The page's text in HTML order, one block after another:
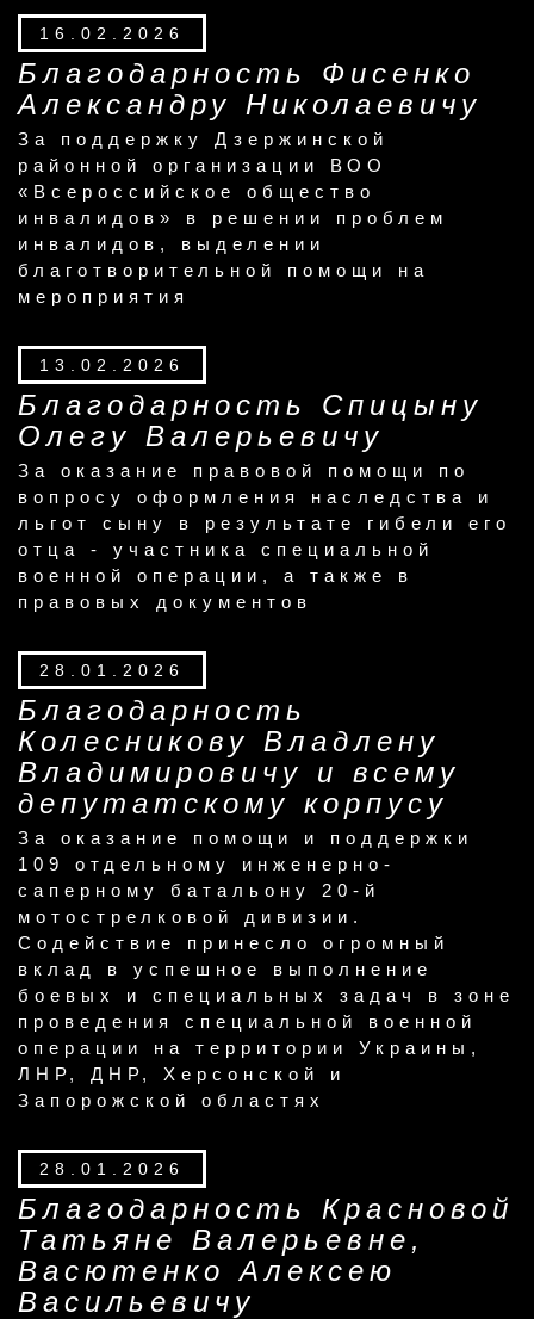
16.02.2026
Благодарность Фисенко
Александру Николаевичу
За поддержку Дзержинской
районной организации ВОО
«Всероссийское общество
инвалидов» в решении проблем
инвалидов, выделении
благотворительной помощи на
мероприятия
13.02.2026
Благодарность Спицыну
Олегу Валерьевичу
За оказание правовой помощи по
вопросу оформления наследства и
льгот сыну в результате гибели его
отца - участника специальной
военной операции, а также в
правовых документов
28.01.2026
Благодарность
Колесникову Владлену
Владимировичу и всему
депутатскому корпусу
За оказание помощи и поддержки
109 отдельному инженерно-
саперному батальону 20-й
мотострелковой дивизии.
Содействие принесло огромный
вклад в успешное выполнение
боевых и специальных задач в зоне
проведения специальной военной
операции на территории Украины,
ЛНР, ДНР, Херсонской и
Запорожской областях
28.01.2026
Благодарность Красновой
Татьяне Валерьевне,
Васютенко Алексею
Васильевичу